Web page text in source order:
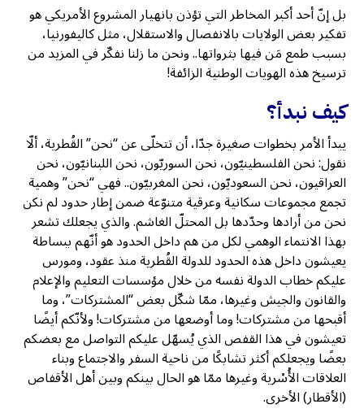
بل إنّ أحد أكبر المخاطر التي تؤذن بانهيار المشروع الأمريكي هو
تفكير بعض الولايات بالانفصال والاستقلال، مثل كاليفورنيا،
بسبب طمع مَن فيها بثرواتها.. ونحن ما زلنا نفكّر في المزيد من
ترسيخ هذه الهويات الوطنية الزائفة!
كيف نبدأ؟
يبدأ الأمر بخطوات صغيرة جدّا، أن تتخلّى عن “نحن” القُطرية، ألّا
نقول: نحن الفلسطينيّون، نحن السوريّون، نحن اللبنانيّون، نحن
العراقيون، نحن السعوديّون، نحن المغربيّون.. فهي “نحن” وهمية
تجمع مجموعات سكانية وعرقية متنوّعة ضمن إطار حدود لم نكن
نحن من أرادها وحدّدها بل المحتلّ الغاشم. والذي يجعلك تشعر
بهذا الانتماء الوهمي لكل من هم داخل الحدود هو أنّهم ببساطة
يعيشون داخل هذه الحدود للدولة القُطرية منذ عقود، ومورس
عليكم خطاب الدولة نفسه من خلال مؤسسات التعليم والإعلام
والقانون والجيش وغيرها، ممّا شكّل بعض “المشتركات”، وما
أقبحها من مشتركات! وما أوضعها من مشتركات! ولأنّكم أيضًا
تعيشون في هذا القفص الذي يُسهّل عليكم التواصل مع بعضكم
بعضًا ويجعلكم أكثر تشابكًا من ناحية السفر والاجتماع وبناء
العلاقات الأُسْرية وغيرها ممّا هو الحال بينكم وبين أهل الأقفاص
(الأقطار) الأخرى.